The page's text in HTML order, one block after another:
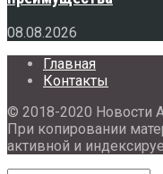
08.08.2026
Главная
Контакты
© 2018-2020 Новости
При копировании
активной и